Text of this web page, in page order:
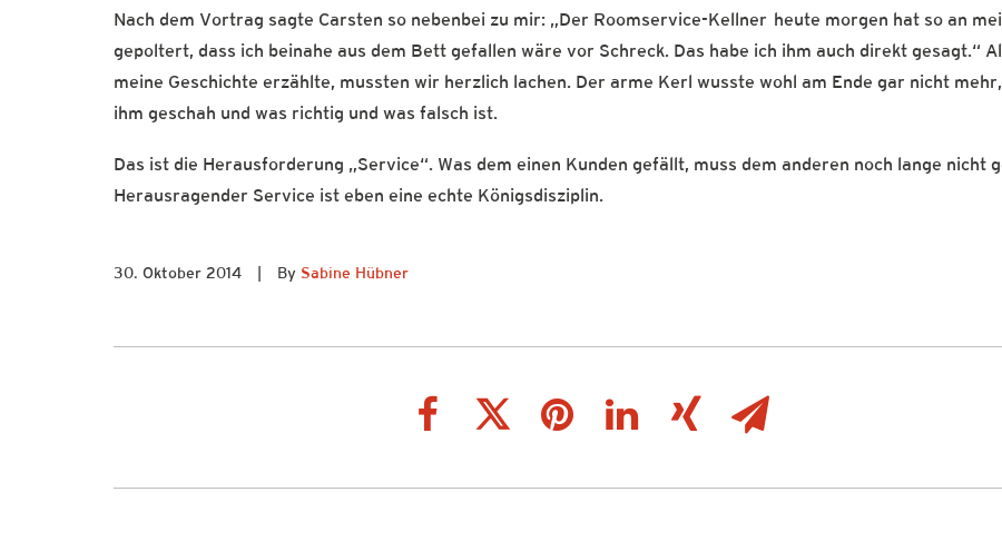
Nach dem Vortrag sagte Carsten so nebenbei zu mir: „Der Roomservice-Kellner heute morgen hat so an
gepoltert, dass ich beinahe aus dem Bett gefallen wäre vor Schreck. Das habe ich ihm auch direkt gesagt.“
meine Geschichte erzählte, mussten wir herzlich lachen. Der arme Kerl wusste wohl am Ende gar nicht
ihm geschah und was richtig und was falsch ist.
Das ist die Herausforderung „Service“. Was dem einen Kunden gefällt, muss dem anderen noch lange nicht
Herausragender Service ist eben eine echte Königsdisziplin.
30. Oktober 2014 By Sabine Hübner